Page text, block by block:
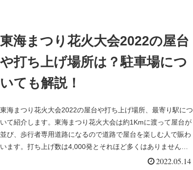
東海まつり花火大会2022の屋台
や打ち上げ場所は？駐車場につ
いても解説！
東海まつり花火大会2022の屋台や打ち上げ場所、最寄り駅につ
いて紹介します。東海まつり花火大会は約1Kmに渡って屋台が
並び、歩行者専用道路になるので道路で屋台を楽しむ人で賑わ
います。打ち上げ数は4,000発とそれほど多くはありません
2022.05.14